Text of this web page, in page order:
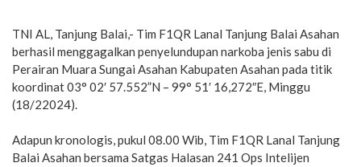
TNI AL, Tanjung Balai,- Tim F1QR Lanal Tanjung Balai Asahan
berhasil menggagalkan penyelundupan narkoba jenis sabu di
Perairan Muara Sungai Asahan Kabupaten Asahan pada titik
koordinat 03° 02′ 57.552”N – 99° 51′ 16,272″E, Minggu
(18/22024).
Adapun kronologis, pukul 08.00 Wib, Tim F1QR Lanal Tanjung
Balai Asahan bersama Satgas Halasan 241 Ops Intelijen